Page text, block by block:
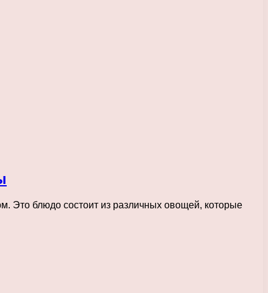
Это блюдо состоит из различных овощей, которые